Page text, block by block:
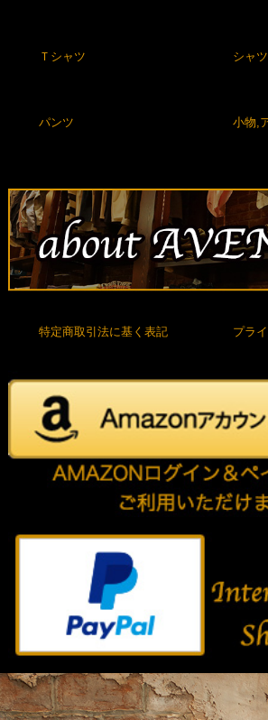
Ｔシャツ シャツ
パンツ 小物,
特定商取引法に基く表記 プラ